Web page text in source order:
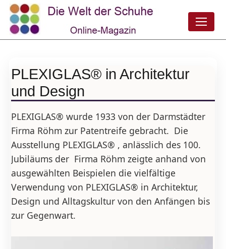
PLEXIGLAS® in Architektur
und Design
PLEXIGLAS® wurde 1933 von der Darmstädter
Firma Röhm zur Patentreife gebracht. Die
Ausstellung PLEXIGLAS® , anlässlich des 100.
Jubiläums der Firma Röhm zeigte anhand von
ausgewählten Beispielen die vielfältige
Verwendung von PLEXIGLAS® in Architektur,
Design und Alltagskultur von den Anfängen bis
zur Gegenwart.